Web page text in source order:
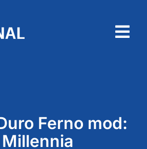
Ferno mod:
Millennia